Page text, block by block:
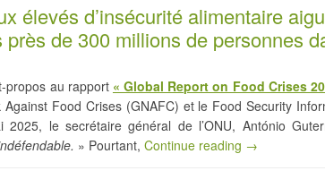
élevés d’insécurité alimentaire
près de 300 millions de personnes
propos au rapport « Global Report on Food Crises
Against Food Crises (GNAFC) et le Food Security
2025, le secrétaire général de l’ONU, António
» Pourtant, Continue reading →